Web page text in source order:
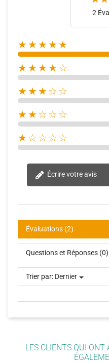
2
★★★★★
★★★★☆
★★★☆☆
★★☆☆☆
★☆☆☆☆
Écrire votre avis
Évaluations (2)
Questions et Réponses (0)
Trier par: Dernier
LES CLIENTS QUI